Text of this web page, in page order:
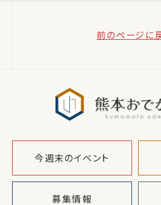
前のページに
今週末のイベント
募集情報